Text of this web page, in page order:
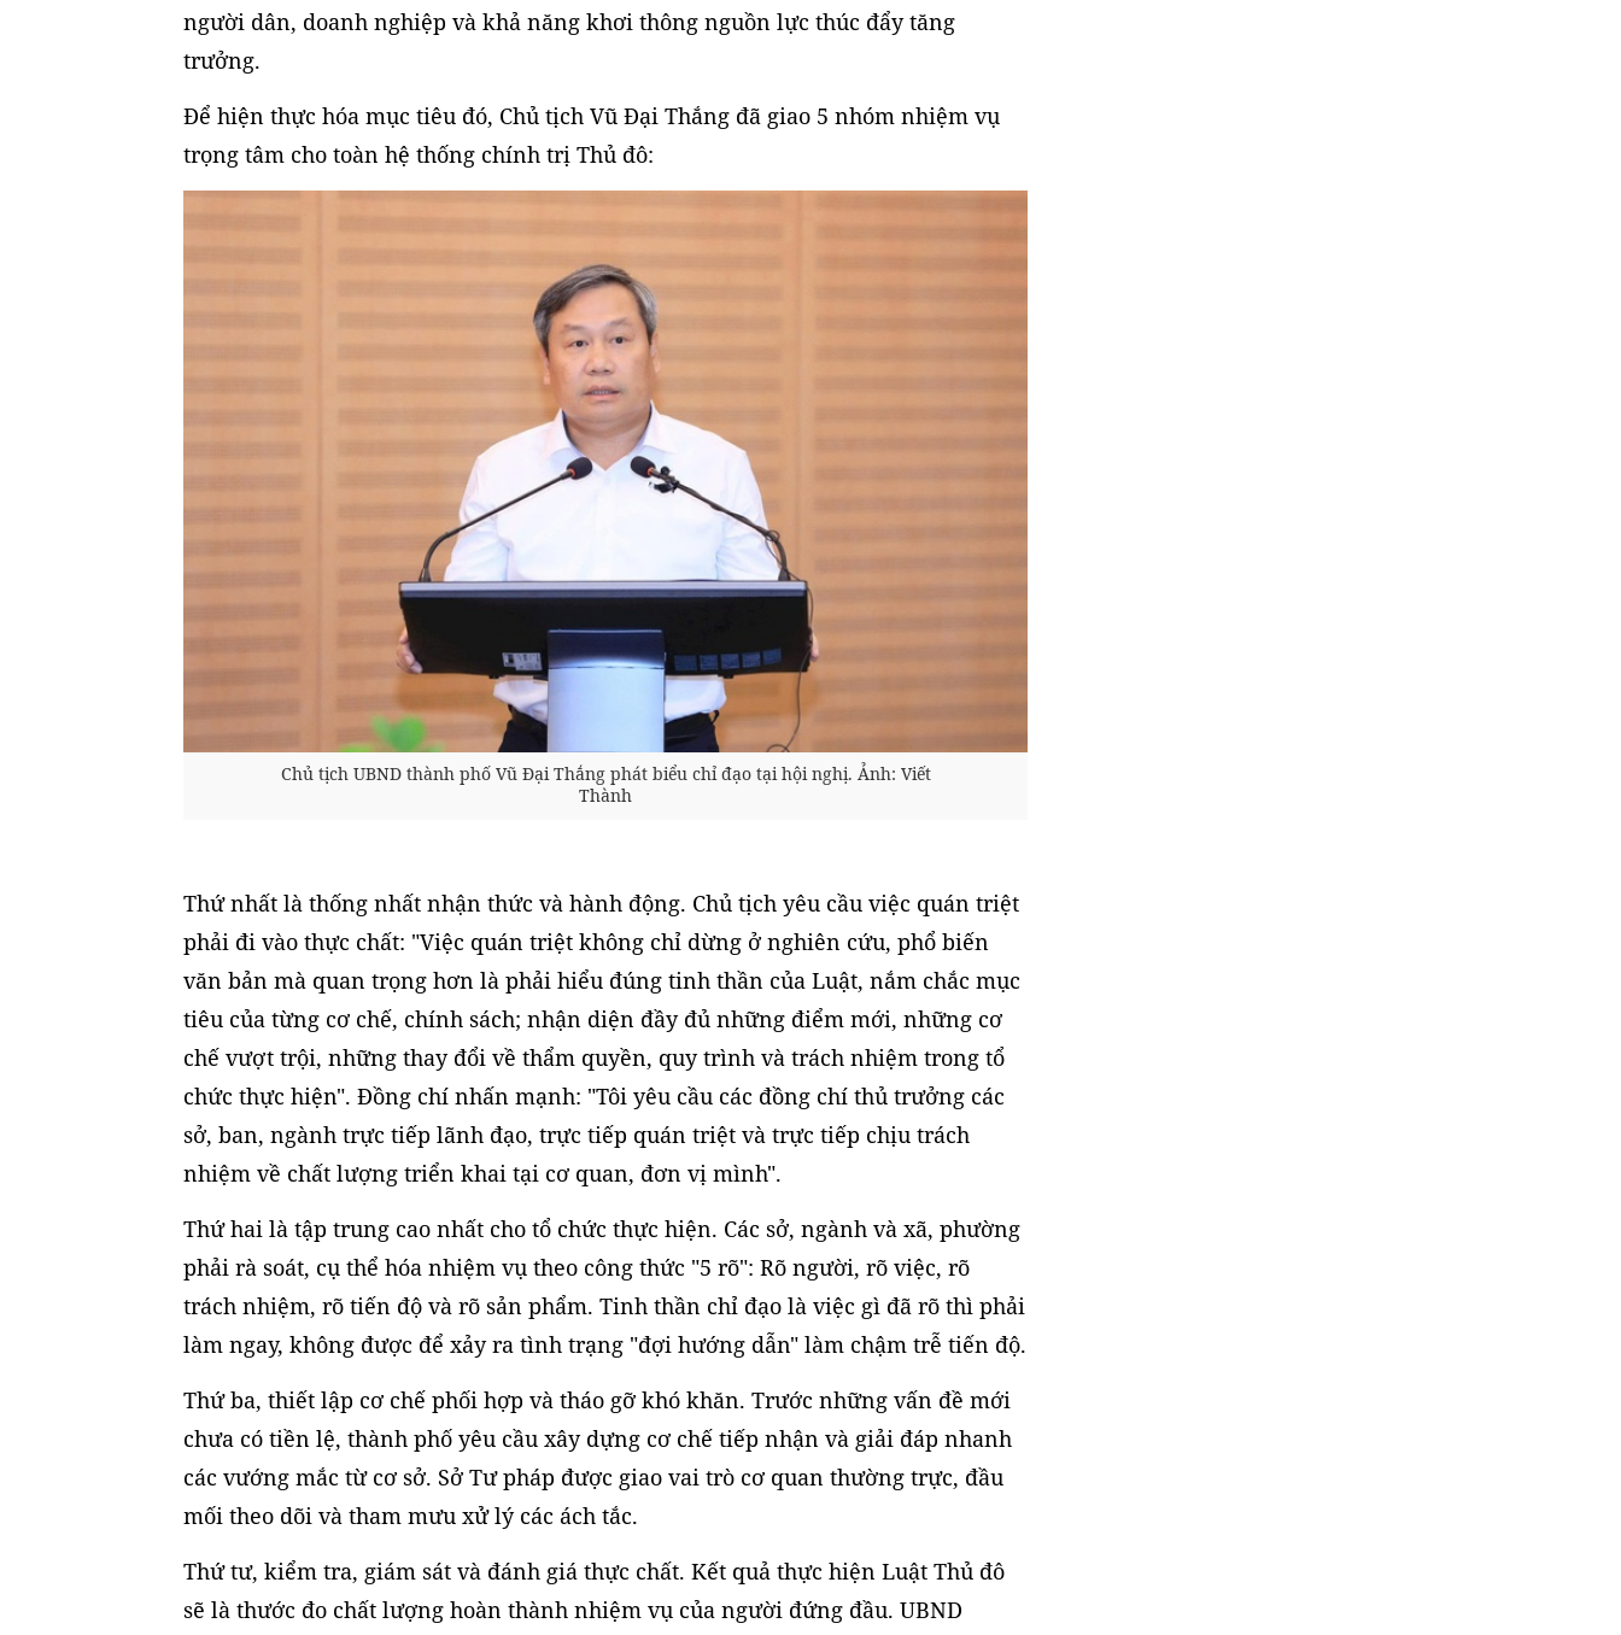
người dân, doanh nghiệp và khả năng khơi thông nguồn lực thúc đẩy tăng
trưởng.
Để hiện thực hóa mục tiêu đó, Chủ tịch Vũ Đại Thắng đã giao 5 nhóm nhiệm vụ
trọng tâm cho toàn hệ thống chính trị Thủ đô:
Chủ tịch UBND thành phố Vũ Đại Thắng phát biểu chỉ đạo tại hội nghị. Ảnh: Viết
Thành
Thứ nhất là thống nhất nhận thức và hành động. Chủ tịch yêu cầu việc quán triệt
phải đi vào thực chất: "Việc quán triệt không chỉ dừng ở nghiên cứu, phổ biến
văn bản mà quan trọng hơn là phải hiểu đúng tinh thần của Luật, nắm chắc mục
tiêu của từng cơ chế, chính sách; nhận diện đầy đủ những điểm mới, những cơ
chế vượt trội, những thay đổi về thẩm quyền, quy trình và trách nhiệm trong tổ
chức thực hiện". Đồng chí nhấn mạnh: "Tôi yêu cầu các đồng chí thủ trưởng các
sở, ban, ngành trực tiếp lãnh đạo, trực tiếp quán triệt và trực tiếp chịu trách
nhiệm về chất lượng triển khai tại cơ quan, đơn vị mình".
Thứ hai là tập trung cao nhất cho tổ chức thực hiện. Các sở, ngành và xã, phường
phải rà soát, cụ thể hóa nhiệm vụ theo công thức "5 rõ": Rõ người, rõ việc, rõ
trách nhiệm, rõ tiến độ và rõ sản phẩm. Tinh thần chỉ đạo là việc gì đã rõ thì phải
làm ngay, không được để xảy ra tình trạng "đợi hướng dẫn" làm chậm trễ tiến độ.
Thứ ba, thiết lập cơ chế phối hợp và tháo gỡ khó khăn. Trước những vấn đề mới
chưa có tiền lệ, thành phố yêu cầu xây dựng cơ chế tiếp nhận và giải đáp nhanh
các vướng mắc từ cơ sở. Sở Tư pháp được giao vai trò cơ quan thường trực, đầu
mối theo dõi và tham mưu xử lý các ách tắc.
Thứ tư, kiểm tra, giám sát và đánh giá thực chất. Kết quả thực hiện Luật Thủ đô
sẽ là thước đo chất lượng hoàn thành nhiệm vụ của người đứng đầu. UBND